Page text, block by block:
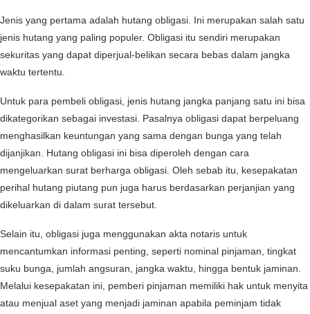
Jenis yang pertama adalah hutang obligasi. Ini merupakan salah satu
jenis hutang yang paling populer. Obligasi itu sendiri merupakan
sekuritas yang dapat diperjual-belikan secara bebas dalam jangka
waktu tertentu.
Untuk para pembeli obligasi, jenis hutang jangka panjang satu ini bisa
dikategorikan sebagai investasi. Pasalnya obligasi dapat berpeluang
menghasilkan keuntungan yang sama dengan bunga yang telah
dijanjikan. Hutang obligasi ini bisa diperoleh dengan cara
mengeluarkan surat berharga obligasi. Oleh sebab itu, kesepakatan
perihal hutang piutang pun juga harus berdasarkan perjanjian yang
dikeluarkan di dalam surat tersebut.
Selain itu, obligasi juga menggunakan akta notaris untuk
mencantumkan informasi penting, seperti nominal pinjaman, tingkat
suku bunga, jumlah angsuran, jangka waktu, hingga bentuk jaminan.
Melalui kesepakatan ini, pemberi pinjaman memiliki hak untuk menyita
atau menjual aset yang menjadi jaminan apabila peminjam tidak